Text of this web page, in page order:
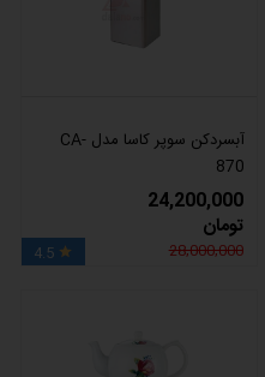
آبسردکن سوپر کاسا مدل CA-
870
24,200,000
تومان
28,000,000
